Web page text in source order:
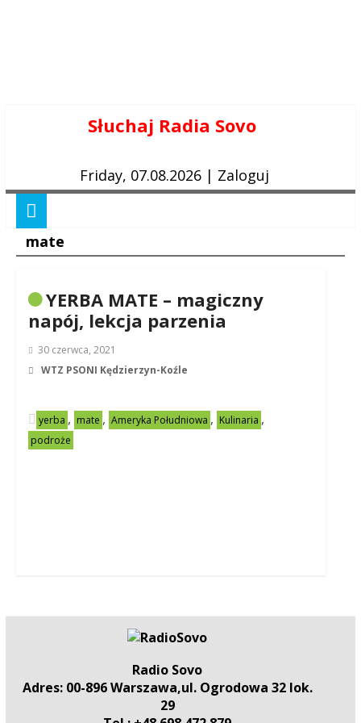
Słuchaj Radia Sovo
Friday, 07.08.2026 | Zaloguj
mate
YERBA MATE – magiczny
napój, lekcja parzenia
30 czerwca, 2021
WTZ PSONI Kędzierzyn-Koźle
yerba , mate , Ameryka Południowa , Kulinaria ,
podroże
Radio Sovo
Adres: 00-896 Warszawa,ul. Ogrodowa 32 lok.
29